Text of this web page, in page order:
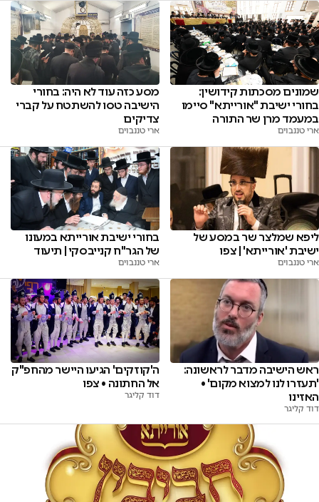
שמונים מסכתות קידושין:
בחורי ישיבת "אורייתא" סיימו
במעמד מרן שר התורה
ארי טננבוים
מסע כזה עוד לא היה: בחורי
הישיבה טסו להשתטח על קברי
צדיקים
ארי טננבוים
ליפא שמלצר שר במסע של
ישיבת 'אורייתא' | צפו
ארי טננבוים
בחורי ישיבת אורייתא במעונו
של הגר"ח קנייבסקי | תיעוד
ארי טננבוים
ראש הישיבה מדבר לראשונה:
'תעזרו לנו למצוא מקום' •
האזינו
דוד קליגר
ה'קוזקים' הגיעו היישר מהחפ"ק
אל החתונה • צפו
דוד קליגר